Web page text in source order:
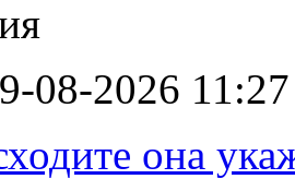
08-2026 11:27
она